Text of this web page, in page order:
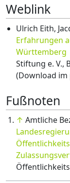
Weblink
Ulrich Eith,
Erfahrungen
Württemberg
Stiftung e. V.,
(Download im
Fußnoten
↑ Amtliche